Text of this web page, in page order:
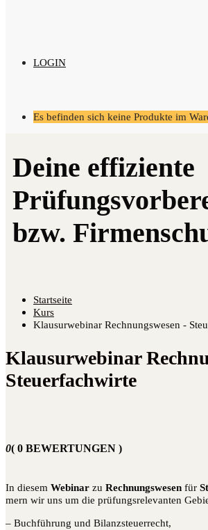
LOGIN
Es befinden sich keine Produkte im
Startseite
Kurs
Klausurwebinar Rechnungswesen -
Klausurwebinar
Steuerfachwirte
0( 0 BEWERTUNGEN )
In die­sem Web­i­nar zu Rech­nungs­we­sen für
mern wir uns um die prü­fungs­re­le­van­ten
– Buch­füh­rung und Bilanzsteuerrecht,